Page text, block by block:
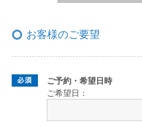
お客様のご要望
ご予約・希望日時
ご希望日：